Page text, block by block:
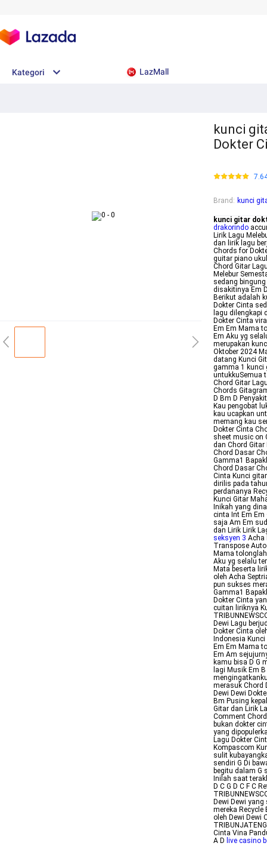
Kategori LazMall
kunci
Dokter
Brand : kunci
kunci gitar
drakorindo
Lirik Lagu
dan lirik lagu
Chords for
guitar piano
Chord Gitar
Melebur
sedang
disakitinya Em
Berikut adalah
Dokter Cinta
lagu dilengkapi
Dokter Cinta
Em Em Mama
Em Aku yg
merupakan
Oktober 2024
datang Kunci
gamma 1 kunci
untukkuSemua
Chord Gitar
Chords
D Bm D
Kau pengobat
kau ucapkan
memang kau
Dokter Cinta
sheet music on
dan Chord Gitar
Chord Dasar
Gamma1
Chord Dasar
Cinta Kunci
dirilis pada
perdananya
Kunci Gitar
Inikah yang
cinta Int Em Em
saja Am Em
dan Lirik Lirik
seksyen 3 Acha
Transpose Auto
Mama
Aku yg selalu
Mata beserta
oleh Acha
pun sukses
Gamma1
Dokter Cinta
cuitan liriknya
Dewi Lagu
Dokter Cinta
Indonesia
Em Em Mama
Em Am
kamu bisa D G
lagi Musik Em
merasuk Chord
Dewi Dewi
Bm Pusing
Gitar dan Lirik
Comment
bukan dokter
yang
Lagu Dokter
Kompascom
sulit
sendiri G Di
begitu dalam G
Inilah saat
D C G D C F C
Dewi Dewi
mereka
oleh Dewi Dewi
Cinta Vina
A D live casino